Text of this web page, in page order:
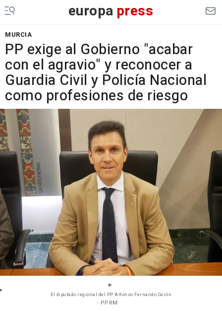
europa press
MURCIA
PP exige al Gobierno "acabar
con el agravio" y reconocer a
Guardia Civil y Policía Nacional
como profesiones de riesgo
El diputado regional del PP Alfonso Fernando Cerón
- PPRM